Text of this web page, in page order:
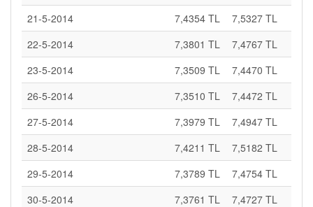
21-5-2014
7,4354 TL
7,5327 TL
22-5-2014
7,3801 TL
7,4767 TL
23-5-2014
7,3509 TL
7,4470 TL
26-5-2014
7,3510 TL
7,4472 TL
27-5-2014
7,3979 TL
7,4947 TL
28-5-2014
7,4211 TL
7,5182 TL
29-5-2014
7,3789 TL
7,4754 TL
30-5-2014
7,3761 TL 7,4727 TL